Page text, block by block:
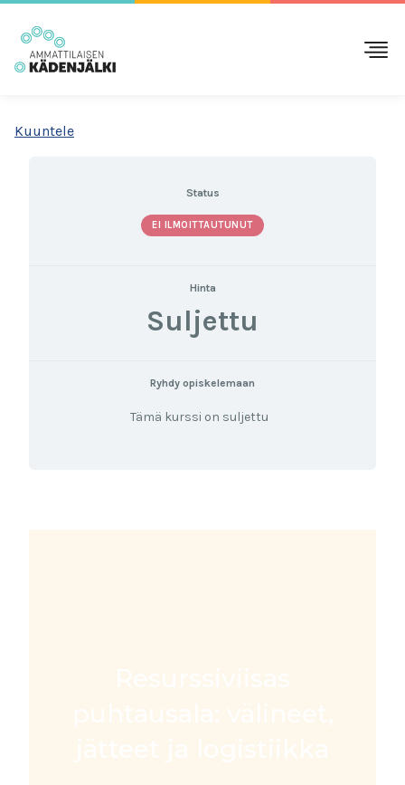
Kuuntele
Status
EI ILMOITTAUTUNUT
Hinta
Suljettu
Ryhdy opiskelemaan
Tämä kurssi on suljettu